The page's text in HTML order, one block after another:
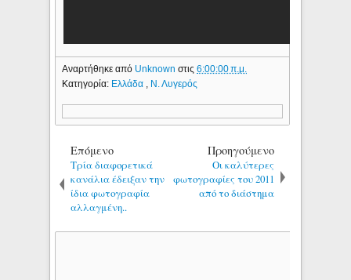
Αναρτήθηκε από Unknownστις6:00:00 π.μ.
Κατηγορία: Ελλάδα Ν. Λυγερός
Επόμενο
Τρία διαφορετικά
κανάλια έδειξαν την
ίδια φωτογραφία
αλλαγμένη..
Προηγούμενο
Οι καλύτερες
φωτογραφίες του 2011
από το διάστημα